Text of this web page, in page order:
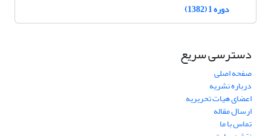
دوره 1 (1382)
دسترسی سریع
صفحه اصلی
درباره نشریه
اعضای هیات تحریریه
ارسال مقاله
تماس با ما